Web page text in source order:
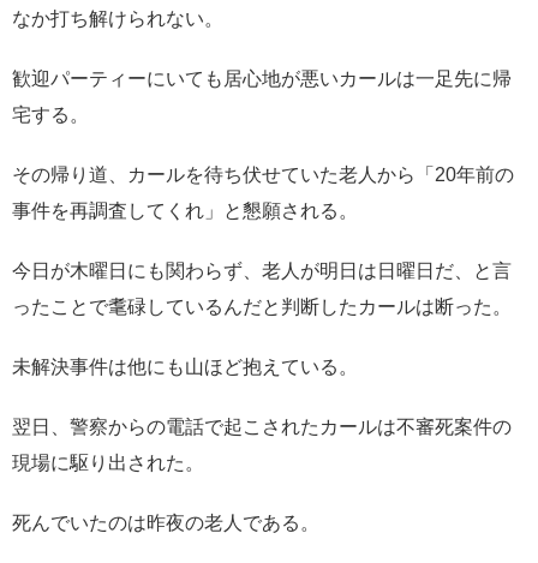
なか打ち解けられない。
歓迎パーティーにいても居心地が悪いカールは一足先に帰
宅する。
その帰り道、カールを待ち伏せていた老人から「20年前の
事件を再調査してくれ」と懇願される。
今日が木曜日にも関わらず、老人が明日は日曜日だ、と言
ったことで耄碌しているんだと判断したカールは断った。
未解決事件は他にも山ほど抱えている。
翌日、警察からの電話で起こされたカールは不審死案件の
現場に駆り出された。
死んでいたのは昨夜の老人である。